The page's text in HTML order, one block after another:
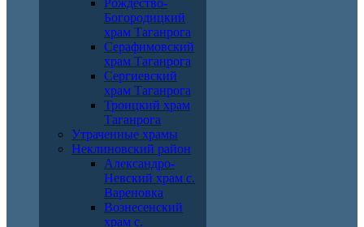
Богородицкий
храм Таганрога
Серафимовский
храм Таганрога
Сергиевский
храм Таганрога
Троицкий храм
Таганрога
Утраченные храмы
Неклиновский район
Александро-
Невский храм с.
Вареновка
Вознесенский
храм с.